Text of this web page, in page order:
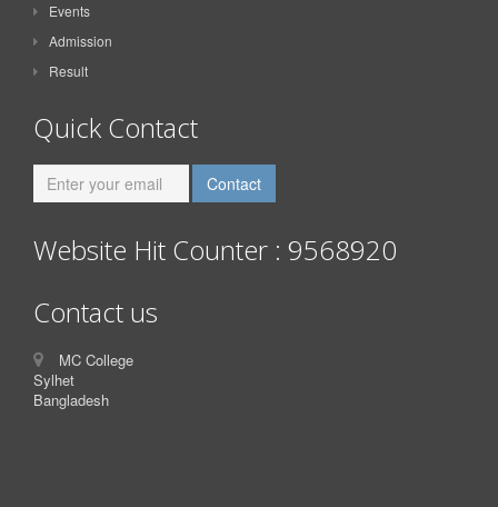
Events
Admission
Result
Quick Contact
Website Hit Counter : 9568920
Contact us
MC College
Sylhet
Bangladesh